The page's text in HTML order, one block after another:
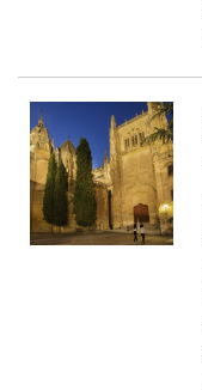
L
E
Ó
N